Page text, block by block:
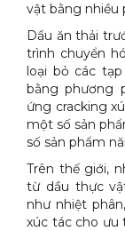
vật bằng nhiều
Dầu ăn thải
trình chuyển
loại bỏ các
bằng phương
ứng cracking
một số sản
số sản phẩm
Trên thế giới,
từ dầu thực
như nhiệt
xúc tác cho ưu